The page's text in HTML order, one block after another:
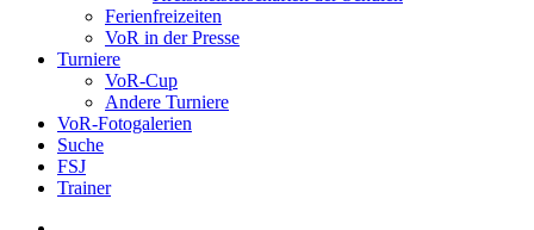
Ferienfreizeiten
VoR in der Presse
Turniere
VoR-Cup
Andere Turniere
VoR-Fotogalerien
Suche
FSJ
Trainer